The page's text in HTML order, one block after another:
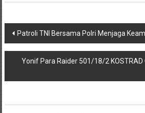
Post
navigation
Patroli TNI Bersama Polri Menjaga
Yonif Para Raider 501/18/2 KOSTRAD